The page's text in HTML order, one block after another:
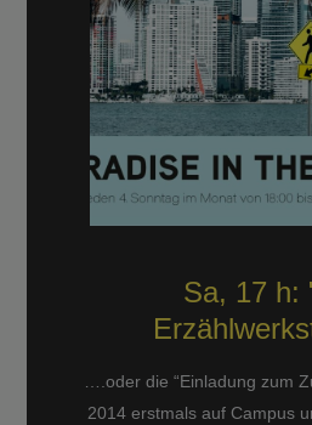
Sa, 17 h:
….oder die “Einladung zum
2014 erstmals auf Campus